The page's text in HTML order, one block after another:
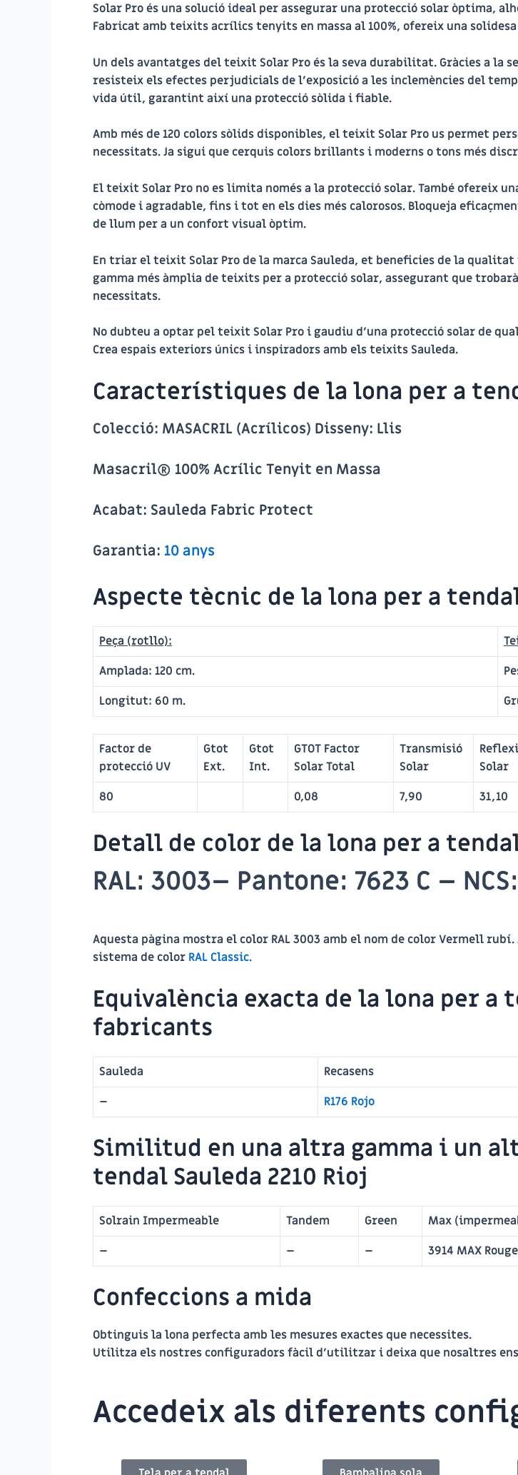
Solar Pro és una solució ideal per assegurar una protecció solar òptima,
Fabricat amb teixits acrílics tenyits en massa al 100%, ofereix una
Un dels avantatges del teixit Solar Pro és la seva durabilitat. Gràcies a
resisteix els efectes perjudicials de l’exposició a les inclemències del
vida útil, garantint així una protecció sòlida i fiable.
Amb més de 120 colors sòlids disponibles, el teixit Solar Pro us permet
necessitats. Ja sigui que cerquis colors brillants i moderns o tons més
El teixit Solar Pro no es limita només a la protecció solar. També ofereix
còmode i agradable, fins i tot en els dies més calorosos. Bloqueja
de llum per a un confort visual òptim.
En triar el teixit Solar Pro de la marca Sauleda, et beneficies de la qualitat
gamma més àmplia de teixits per a protecció solar, assegurant que
necessitats.
No dubteu a optar pel teixit Solar Pro i gaudiu d’una protecció solar de
Crea espais exteriors únics i inspiradors amb els teixits Sauleda.
Característiques de la lona per a
Colecció: MASACRIL (Acrílicos) Disseny: Llis
Masacril® 100% Acrílic Tenyit en Massa
Acabat: Sauleda Fabric Protect
Garantia: 10 anys
Aspecte tècnic de la lona per a
Peça (rotllo):
Amplada: 120 cm.
Longitut: 60 m.
Factor de
protecció UV
Gtot
Ext.
Gtot
Int.
GTOT Factor
Solar Total
Transmisió
Solar
Solar
80
0,08 7,90 31,10
Detall de color de la lona per a
RAL: 3003– Pantone: 7623 C – NCS:
Aquesta pàgina mostra el color RAL3003 amb el nom de colorVermell rubí
sistema de color RAL Classic.
Equivalència exacta de la lona per a
fabricants
Sauleda Recasens
–
R176 Rojo
Similitud en una altra gamma i un
tendal Sauleda 2210 Rioj
Solrain Impermeable Tandem Green Max
–
– – 3914 MAX Rouge
Confeccions a mida
Obtinguis la lona perfecta amb les mesures exactes que necessites.
Utilitza els nostres configuradors fàcil d’utilitzar i deixa que nosaltres
Accedeix als diferents